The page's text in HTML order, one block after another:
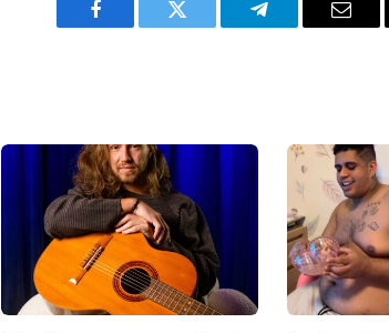
Facebook Twitter Telegram Email